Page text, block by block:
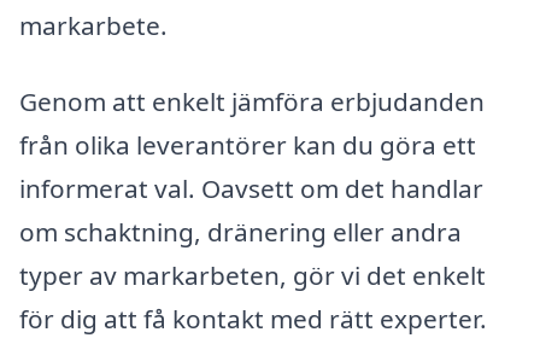
markarbete.
Genom att enkelt jämföra erbjudanden
från olika leverantörer kan du göra ett
informerat val. Oavsett om det handlar
om schaktning, dränering eller andra
typer av markarbeten, gör vi det enkelt
för dig att få kontakt med rätt experter.